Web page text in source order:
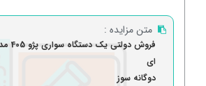
متن مزایده :
ای
دوگانه سوز